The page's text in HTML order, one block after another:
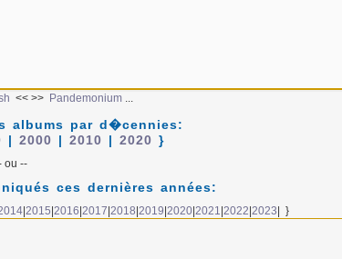
<< >> Pandemonium ...
albums par d�cennies:
| 2000 | 2010 | 2020 }
ou --
ces dernières années:
| 2015 2016 2017 2018 2019 2020| 2021 2022 2023 | }